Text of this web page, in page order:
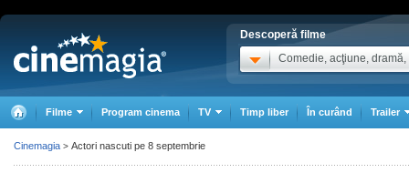
Descoperă filme
Comedie, acţiune, dramă,
Filme Program cinema TV Timp liber În curând Trailer
Cinemagia > Actori nascuti pe 8 septembrie